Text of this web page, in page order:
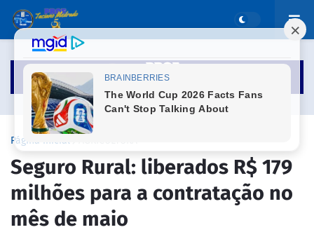
Página inicial
Seguro Rural: liberados R$ 179
milhões para a contratação no
mês de maio